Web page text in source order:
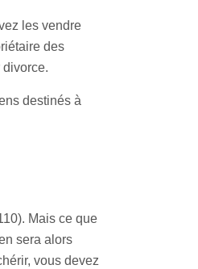
les vendre
des
destinés à
Mais ce que
sera alors
vous devez